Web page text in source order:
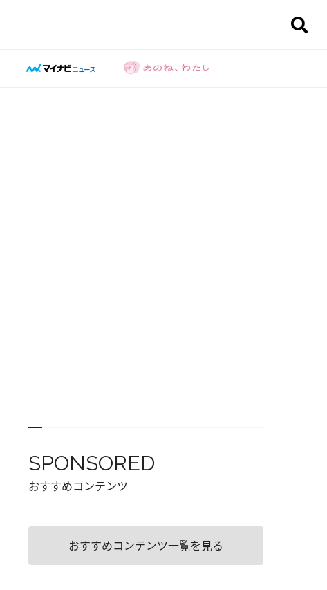
SPONSORED
おすすめコンテンツ
おすすめコンテンツ一覧を見る